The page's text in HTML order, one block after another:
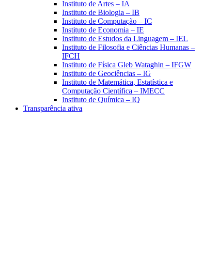
Instituto de Artes – IA
Instituto de Biologia – IB
Instituto de Computação – IC
Instituto de Economia – IE
Instituto de Estudos da Linguagem – IEL
Instituto de Filosofia e Ciências Humanas –
IFCH
Instituto de Física Gleb Wataghin – IFGW
Instituto de Geociências – IG
Instituto de Matemática, Estatística e
Computação Científica – IMECC
Instituto de Química – IQ
Transparência ativa